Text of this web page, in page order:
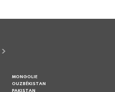
MONGOLIE
OUZBÉKISTAN
PAKISTAN